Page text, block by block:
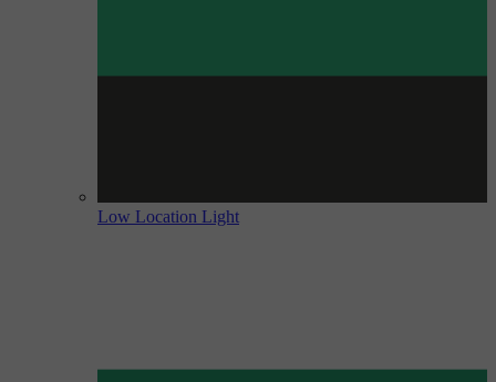
Low Location Light